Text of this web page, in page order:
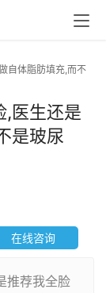
自体脂肪填充,而不
,医生还是
是玻尿
在线咨询
推荐我全脸